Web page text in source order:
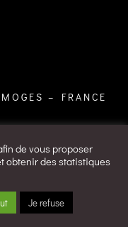
– FRANCE
/ © Tous droits
de vous proposer
obtenir des statistiques
Je refuse